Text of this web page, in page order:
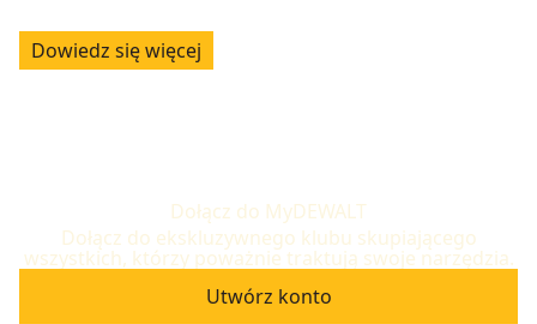
Dowiedz się więcej
Dołącz do MyDEWALT
Dołącz do ekskluzywnego klubu skupiającego
wszystkich, którzy poważnie traktują swoje narzędzia.
Utwórz konto